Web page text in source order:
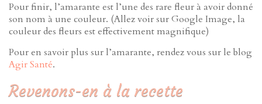
Pour finir, l’amarante est l’une des rare fleur à avoir donné
son nom à une couleur. (Allez voir sur Google Image, la
couleur des fleurs est effectivement magnifique)
Pour en savoir plus sur l’amarante, rendez vous sur le blog
Agir Santé.
Revenons-en à la recette